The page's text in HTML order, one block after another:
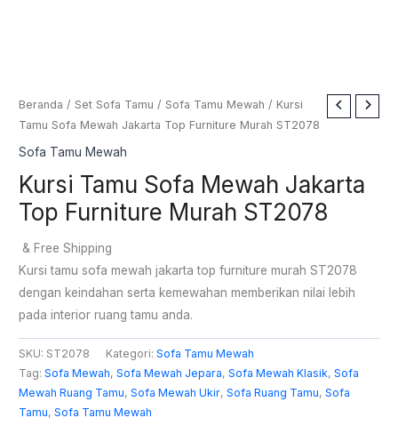
Beranda / Set Sofa Tamu / Sofa Tamu Mewah / Kursi
Tamu Sofa Mewah Jakarta Top Furniture Murah ST2078
Sofa Tamu Mewah
Kursi Tamu Sofa Mewah Jakarta
Top Furniture Murah ST2078
& Free Shipping
Kursi tamu sofa mewah jakarta top furniture murah ST2078
dengan keindahan serta kemewahan memberikan nilai lebih
pada interior ruang tamu anda.
SKU: ST2078 Kategori:Sofa Tamu Mewah
Tag:Sofa Mewah,Sofa Mewah Jepara,Sofa Mewah Klasik,Sofa
Mewah Ruang Tamu,Sofa Mewah Ukir,Sofa Ruang Tamu,Sofa
Tamu,Sofa Tamu Mewah